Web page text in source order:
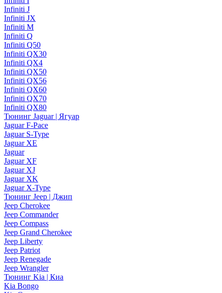
Infiniti J
Infiniti JX
Infiniti M
Infiniti Q
Infiniti Q50
Infiniti QX30
Infiniti QX4
Infiniti QX50
Infiniti QX56
Infiniti QX60
Infiniti QX70
Infiniti QX80
Тюнинг Jaguar | Ягуар
Jaguar F-Pace
Jaguar S-Type
Jaguar XE
Jaguar
Jaguar XF
Jaguar XJ
Jaguar XK
Jaguar X-Type
Тюнинг Jeep | Джип
Jeep Cherokee
Jeep Commander
Jeep Compass
Jeep Grand Cherokee
Jeep Liberty
Jeep Patriot
Jeep Renegade
Jeep Wrangler
Тюнинг Kia | Киа
Kia Bongo